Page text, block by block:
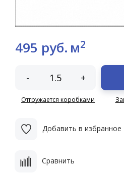
495 руб. м2
- +
Отгружается коробками
Добавить в избранное
Сравнить